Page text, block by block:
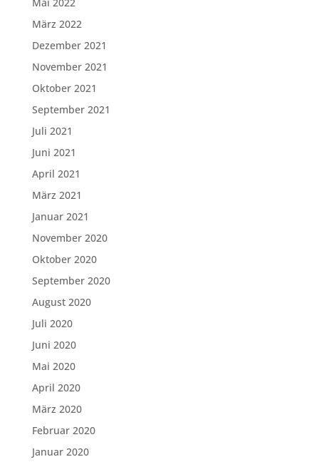
März 2022
Dezember 2021
November 2021
Oktober 2021
September 2021
Juli 2021
Juni 2021
April 2021
März 2021
Januar 2021
November 2020
Oktober 2020
September 2020
August 2020
Juli 2020
Juni 2020
Mai 2020
April 2020
März 2020
Februar 2020
Januar 2020